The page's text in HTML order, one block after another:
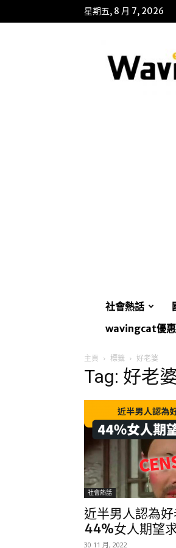
星期五, 8 月 7, 2026
招
財
貓
社會熱話
wavingcat優惠
主頁 標籤 好老婆
Tag: 好老
社會熱話
近半男人認為
44%女人期望
30 11 月, 2022